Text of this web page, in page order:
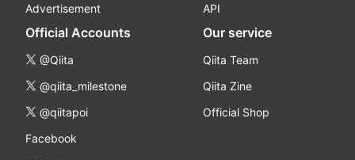
Advertisement
API
Official Accounts
@Qiita
@qiita_milestone
@qiitapoi
Facebook
Our service
Qiita Team
Qiita Zine
Official Shop